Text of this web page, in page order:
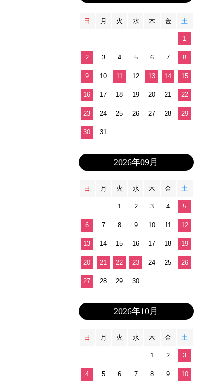
日 月 火 水 木 金 土
1
2 3 4 5 6 7 8
9 10 11 12 13 14 15
16 17 18 19 20 21 22
23 24 25 26 27 28 29
30 31
2026年09月
日 月 火 水 木 金 土
1 2 3 4 5
6 7 8 9 10 11 12
13 14 15 16 17 18 19
20 21 22 23 24 25 26
27 28 29 30
2026年10月
日 月 火 水 木 金 土
1 2 3
4 5 6 7 8 9 10